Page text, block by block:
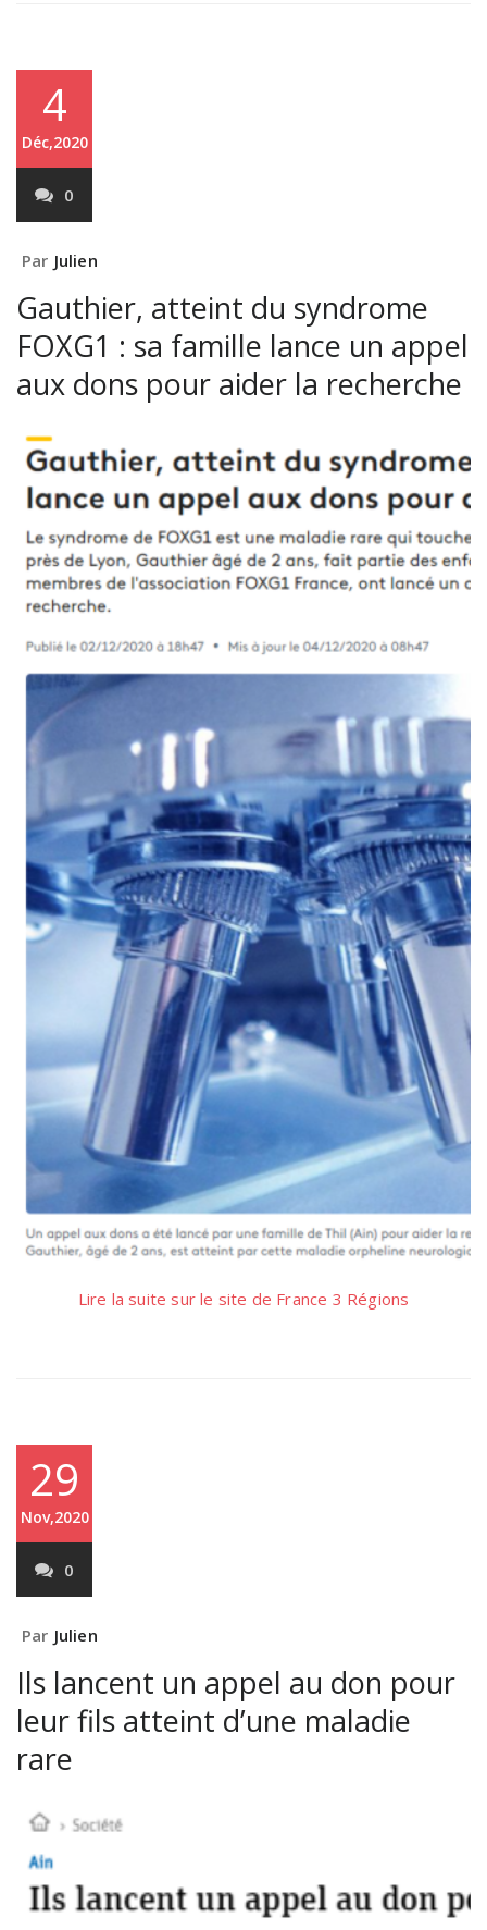
4
Déc,2020
0
Par Julien
Gauthier, atteint du syndrome
FOXG1 : sa famille lance un appel
aux dons pour aider la recherche
Lire la suite sur le site de France 3 Régions
29
Nov,2020
0
Par Julien
Ils lancent un appel au don pour
leur fils atteint d’une maladie
rare